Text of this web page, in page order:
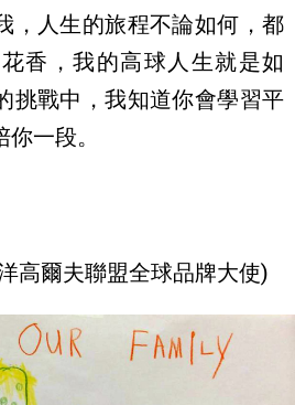
，人生的旅程不論如何，都
香，我的高球人生就是如
挑戰中，我知道你會學習平
陪你一段。
高爾夫聯盟全球品牌大使)